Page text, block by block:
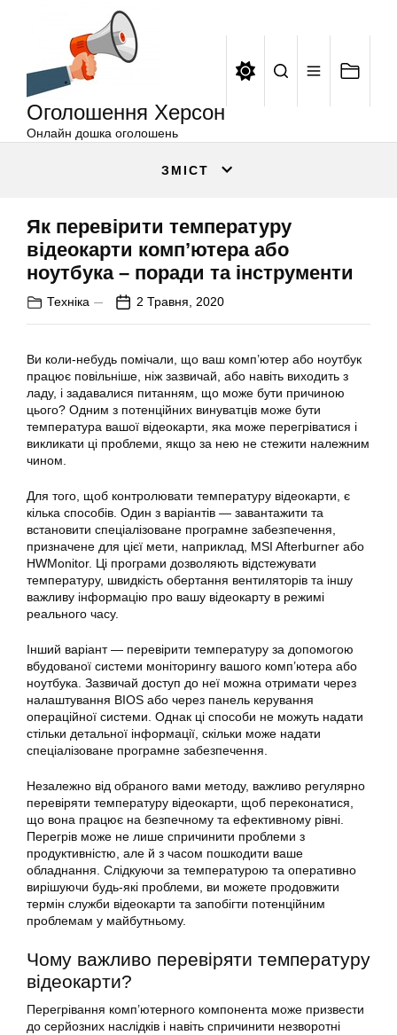
Оголошення Херсон
Онлайн дошка оголошень
ЗМІСТ
Як перевірити температуру
відеокарти комп’ютера або
ноутбука – поради та інструменти
Техніка 2 Травня, 2020
Ви коли-небудь помічали, що ваш комп’ютер або ноутбук
працює повільніше, ніж зазвичай, або навіть виходить з
ладу, і задавалися питанням, що може бути причиною
цього? Одним з потенційних винуватців може бути
температура вашої відеокарти, яка може перегріватися і
викликати ці проблеми, якщо за нею не стежити належним
чином.
Для того, щоб контролювати температуру відеокарти, є
кілька способів. Один з варіантів — завантажити та
встановити спеціалізоване програмне забезпечення,
призначене для цієї мети, наприклад, MSI Afterburner або
HWMonitor. Ці програми дозволяють відстежувати
температуру, швидкість обертання вентиляторів та іншу
важливу інформацію про вашу відеокарту в режимі
реального часу.
Інший варіант — перевірити температуру за допомогою
вбудованої системи моніторингу вашого комп’ютера або
ноутбука. Зазвичай доступ до неї можна отримати через
налаштування BIOS або через панель керування
операційної системи. Однак ці способи не можуть надати
стільки детальної інформації, скільки може надати
спеціалізоване програмне забезпечення.
Незалежно від обраного вами методу, важливо регулярно
перевіряти температуру відеокарти, щоб переконатися,
що вона працює на безпечному та ефективному рівні.
Перегрів може не лише спричинити проблеми з
продуктивністю, але й з часом пошкодити ваше
обладнання. Слідкуючи за температурою та оперативно
вирішуючи будь-які проблеми, ви можете продовжити
термін служби відеокарти та запобігти потенційним
проблемам у майбутньому.
Чому важливо перевіряти температуру
відеокарти?
Перегрівання комп’ютерного компонента може призвести
до серйозних наслідків і навіть спричинити незворотні